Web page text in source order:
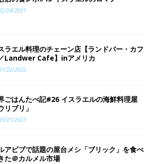
24/2021
ラエル料理のチェーン店【ランドバー・カフ
Landwer Cafe】inアメリカ
22/2022
ごはんたべ記#26 イスラエルの海鮮料理屋
リブリ」
21/2021
アビブで話題の屋台メシ「ブリック」を食べ
た＠カルメル市場